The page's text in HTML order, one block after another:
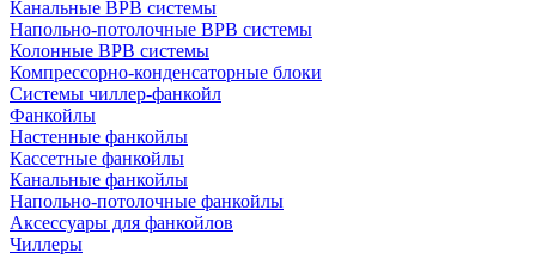
Канальные ВРВ системы
Напольно-потолочные ВРВ системы
Колонные ВРВ системы
Компрессорно-конденсаторные блоки
Системы чиллер-фанкойл
Фанкойлы
Настенные фанкойлы
Кассетные фанкойлы
Канальные фанкойлы
Напольно-потолочные фанкойлы
Аксессуары для фанкойлов
Чиллеры